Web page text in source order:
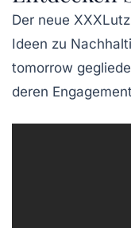
Der neue
Ideen zu
tomorrow
deren